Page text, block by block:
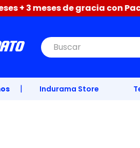
meses de gracia con
Buscar
| Indurama Store